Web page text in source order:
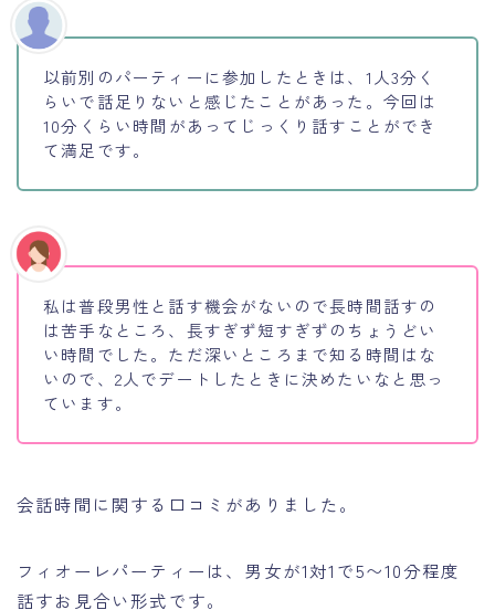
以前別のパーティーに参加したときは、1人3分く
らいで話足りないと感じたことがあった。今回は
10分くらい時間があってじっくり話すことができ
て満足です。
私は普段男性と話す機会がないので長時間話すの
は苦手なところ、長すぎず短すぎずのちょうどい
い時間でした。ただ深いところまで知る時間はな
いので、2人でデートしたときに決めたいなと思っ
ています。
会話時間に関する口コミがありました。
フィオーレパーティーは、男女が1対1で5〜10分程度
話すお見合い形式です。